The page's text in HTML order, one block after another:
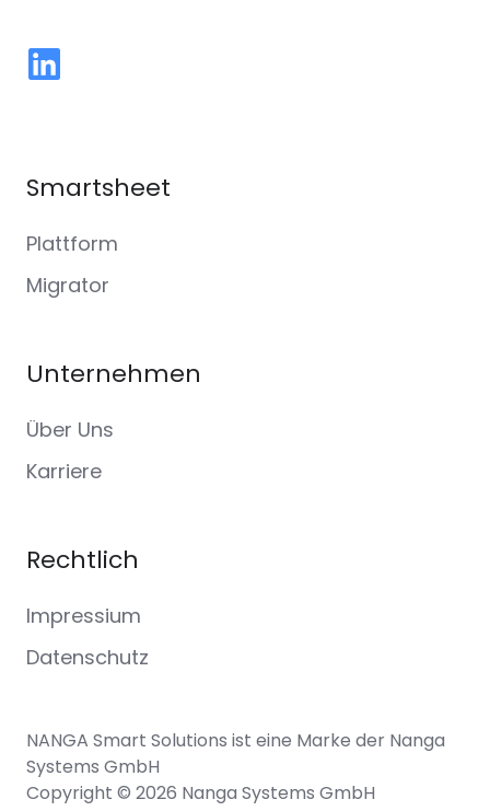
Smartsheet
Plattform
Migrator
Unternehmen
Über Uns
Karriere
Rechtlich
Impressium
Datenschutz
NANGA Smart Solutions ist eine Marke der Nanga
Systems GmbH
Copyright © 2026 Nanga Systems GmbH